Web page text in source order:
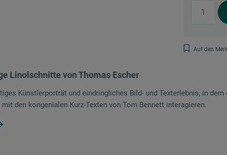
Auf den
Linolschnitte von Thomas Escher
Künstlerporträt und eindringliches Bild- und Texterlebnis, in
mit den kongenialen Kurz-Texten von Tom Bennett interagieren.